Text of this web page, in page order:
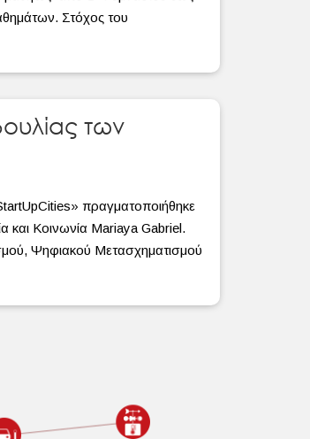
Στόχος του
των
πραγματοποιήθηκε
και Κοινωνία Mariaya Gabriel.
Ψηφιακού Μετασχηματισμού